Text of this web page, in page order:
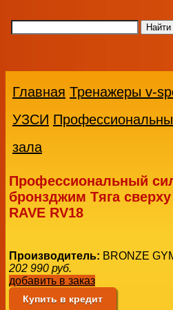
Главная Тренажеры v-
УЗСИ
зала
Профессиональный
бронзджим Тяга сверху
RAVE RV18
Производитель: BRONZE
202 990 руб.
добавить в заказ
Купить в кредит